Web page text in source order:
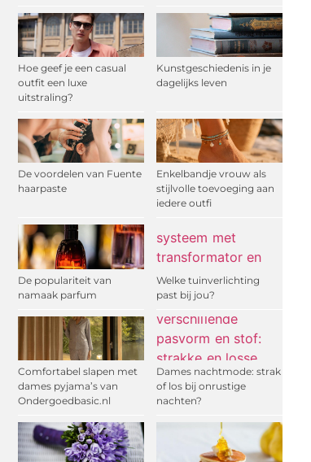
Hoe geef je een casual
outfit een luxe
uitstraling?
Kunstgeschiedenis in je
dagelijks leven
De voordelen van Fuente
haarpaste
Enkelbandje vrouw als
stijlvolle toevoeging aan
iedere outfi
De populariteit van
namaak parfum
Welke tuinverlichting
past bij jou?
Comfortabel slapen met
dames pyjama’s van
Ondergoedbasic.nl
Dames nachtmode: strak
of los bij onrustige
nachten?